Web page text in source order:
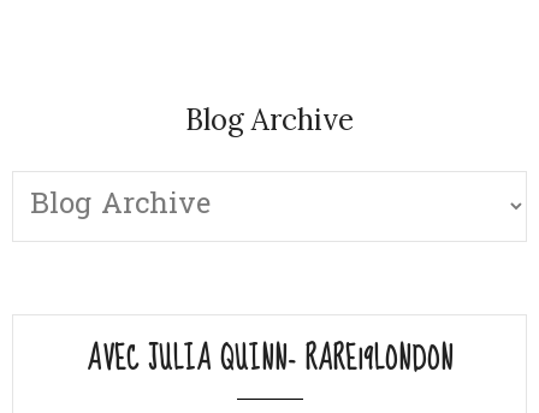
Blog Archive
AVEC JULIA QUINN- RARE19LONDON